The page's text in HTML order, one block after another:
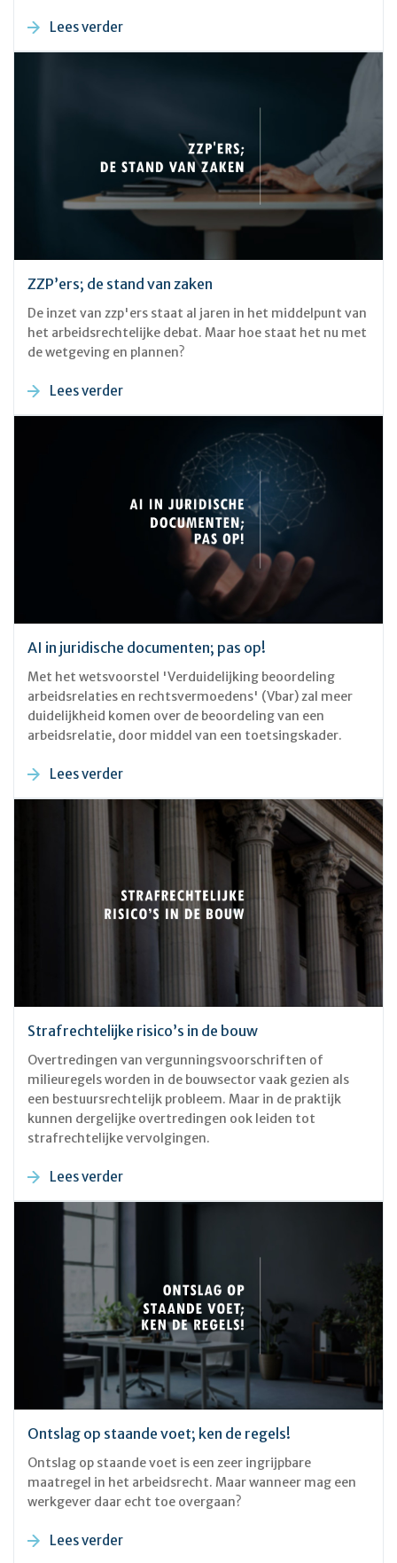
Lees verder
ZZP’ers; de stand van zaken
De inzet van zzp'ers staat al jaren in het middelpunt van
het arbeidsrechtelijke debat. Maar hoe staat het nu met
de wetgeving en plannen?
Lees verder
AI in juridische documenten; pas op!
Met het wetsvoorstel 'Verduidelijking beoordeling
arbeidsrelaties en rechtsvermoedens' (Vbar) zal meer
duidelijkheid komen over de beoordeling van een
arbeidsrelatie, door middel van een toetsingskader.
Lees verder
Strafrechtelijke risico’s in de bouw
Overtredingen van vergunningsvoorschriften of
milieuregels worden in de bouwsector vaak gezien als
een bestuursrechtelijk probleem. Maar in de praktijk
kunnen dergelijke overtredingen ook leiden tot
strafrechtelijke vervolgingen.
Lees verder
Ontslag op staande voet; ken de regels!
Ontslag op staande voet is een zeer ingrijpbare
maatregel in het arbeidsrecht. Maar wanneer mag een
werkgever daar echt toe overgaan?
Lees verder